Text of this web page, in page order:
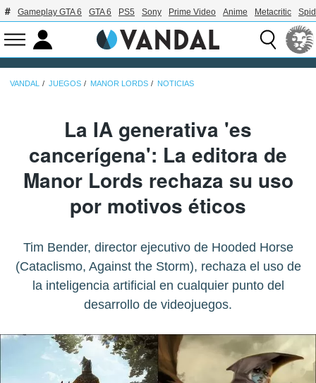
Gameplay GTA 6 GTA 6 PS5 Sony Prime Video Anime Metacritic
VANDAL JUEGOS MANOR LORDS NOTICIAS
La IA generativa 'es
cancerígena': La editora de
Manor Lords rechaza su uso
por motivos éticos
Tim Bender, director ejecutivo de Hooded Horse
(Cataclismo, Against the Storm), rechaza el uso de
la inteligencia artificial en cualquier punto del
desarrollo de videojuegos.